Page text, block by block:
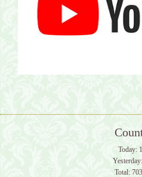
Today:
Yesterday:
Total: